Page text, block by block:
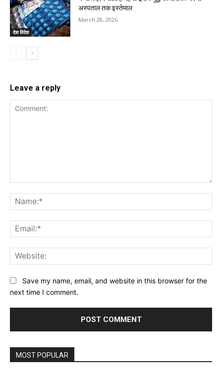
देश विदेश
अस्पताल तक इस्तेमाल
March 28, 2026
Leave a reply
Save my name, email, and website in this browser for the
next time I comment.
MOST POPULAR